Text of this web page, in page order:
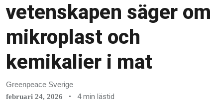
vetenskapen säger om
mikroplast och
kemikalier i mat
Greenpeace Sverige
februari 24, 2026 • 4 min lästid